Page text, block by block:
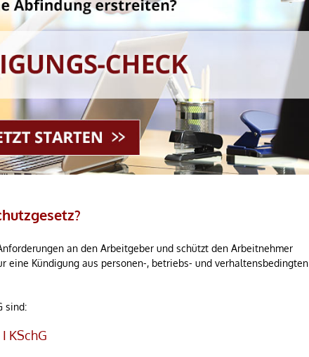
an den Arbeitgeber und schützt den Arbeitnehmer
eine Kündigung aus personen-, betriebs- und verhaltensbedingten
sind:
KSchG